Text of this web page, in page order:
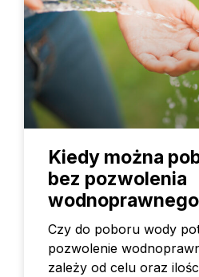
Kiedy można
bez pozwolenia
Czy do poboru wody
pozwolenie
zależy od celu oraz